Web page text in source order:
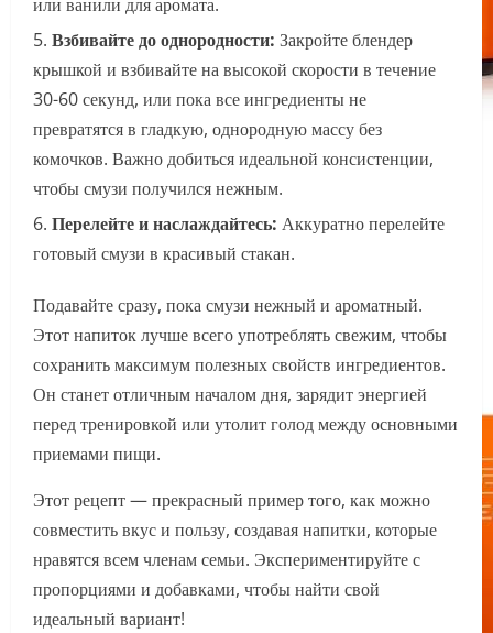
Взбивайте до однородности: Закройте блендер
крышкой и взбивайте на высокой скорости в течение
30-60 секунд, или пока все ингредиенты не
превратятся в гладкую, однородную массу без
комочков. Важно добиться идеальной консистенции,
чтобы смузи получился нежным.
Перелейте и наслаждайтесь: Аккуратно перелейте
готовый смузи в красивый стакан.
Подавайте сразу, пока смузи нежный и ароматный.
Этот напиток лучше всего употреблять свежим, чтобы
сохранить максимум полезных свойств ингредиентов.
Он станет отличным началом дня, зарядит энергией
перед тренировкой или утолит голод между основными
приемами пищи.
Этот рецепт — прекрасный пример того, как можно
совместить вкус и пользу, создавая напитки, которые
нравятся всем членам семьи. Экспериментируйте с
пропорциями и добавками, чтобы найти свой
идеальный вариант!